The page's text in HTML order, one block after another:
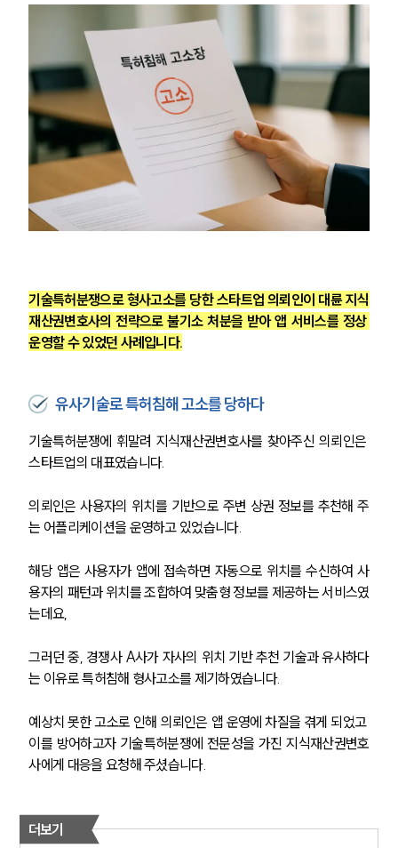
기술특허분쟁으로 형사고소를 당한 스타트업 의뢰인이 대륜 지식
재산권변호사의 전략으로 불기소 처분을 받아 앱 서비스를 정상
운영할 수 있었던 사례입니다.
유사기술로 특허침해 고소를 당하다
기술특허분쟁에 휘말려 지식재산권변호사를 찾아주신 의뢰인은
스타트업의 대표였습니다.
의뢰인은 사용자의 위치를 기반으로 주변 상권 정보를 추천해 주
는 어플리케이션을 운영하고 있었습니다.
해당 앱은 사용자가 앱에 접속하면 자동으로 위치를 수신하여 사
용자의 패턴과 위치를 조합하여 맞춤형 정보를 제공하는 서비스였
는데요,
그러던 중, 경쟁사 A사가 자사의 위치 기반 추천 기술과 유사하다
는 이유로 특허침해 형사고소를 제기하였습니다.
예상치 못한 고소로 인해 의뢰인은 앱 운영에 차질을 겪게 되었고
이를 방어하고자 기술특허분쟁에 전문성을 가진 지식재산권변호
사에게 대응을 요청해 주셨습니다.
더보기